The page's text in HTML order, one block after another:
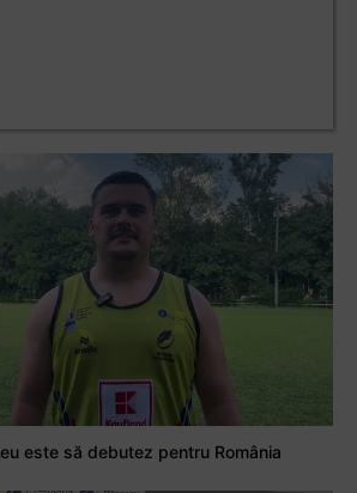
este să debutez pentru România